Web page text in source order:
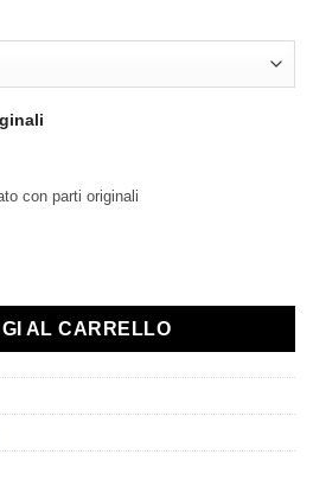
con parti originali
AL CARRELLO